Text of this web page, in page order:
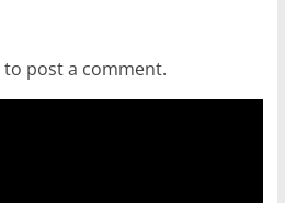
to post a comment.